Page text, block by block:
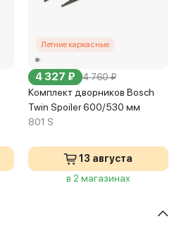
Летние каркасные
4 327 ₽ 4 760 ₽
Комплект дворников Bosch
Twin Spoiler 600/530 мм
801 S
13 августа
в 2 магазинах